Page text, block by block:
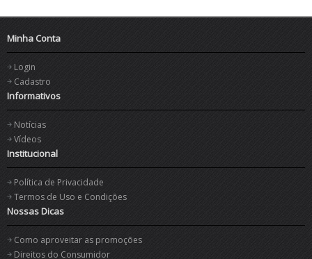
Minha Conta
Login
Cadastro
Informativos
Notícias
Vídeos
Institucional
Política de Privacidade
Termos de Uso e Condições
Nossas Dicas
Como aproveitar as promoções
Direitos do Consumidor